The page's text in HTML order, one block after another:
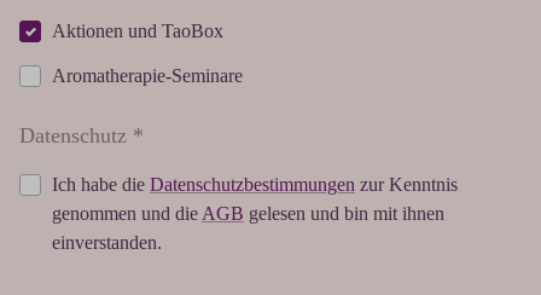
Aktionen und TaoBox
Aromatherapie-Seminare
Datenschutz *
Ich habe die Datenschutzbestimmungen zur Kenntnis
genommen und die AGB gelesen und bin mit ihnen
einverstanden.